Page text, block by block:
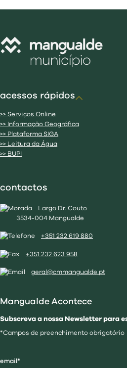
acessos rápidos
>> Serviços Online
>> Informação Geográfica
>> Plataforma SIGA
>> Leitura da Água
>> BUPI
contactos
Largo Dr. Couto
3534-004 Mangualde
+351 232 619 880
+351 232 623 958
geral@cmmangualde.pt
Mangualde Acontece
Subscreva a nossa Newsletter para
*Campos de preenchimento obrigatório
email*